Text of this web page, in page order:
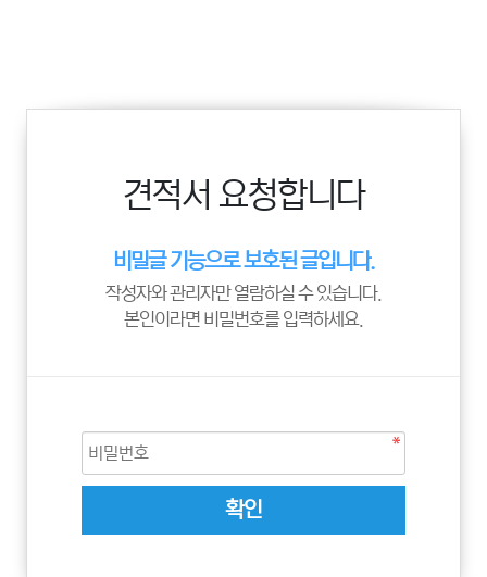
견적서 요청합니다
비밀글 기능으로 보호된 글입니다.
작성자와 관리자만 열람하실 수 있습니다.
본인이라면 비밀번호를 입력하세요.